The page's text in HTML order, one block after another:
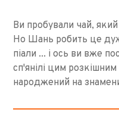
Ви пробували чай,
Но Шань робить це
піали ... і ось ви вже
сп'янілі цим
народжений на